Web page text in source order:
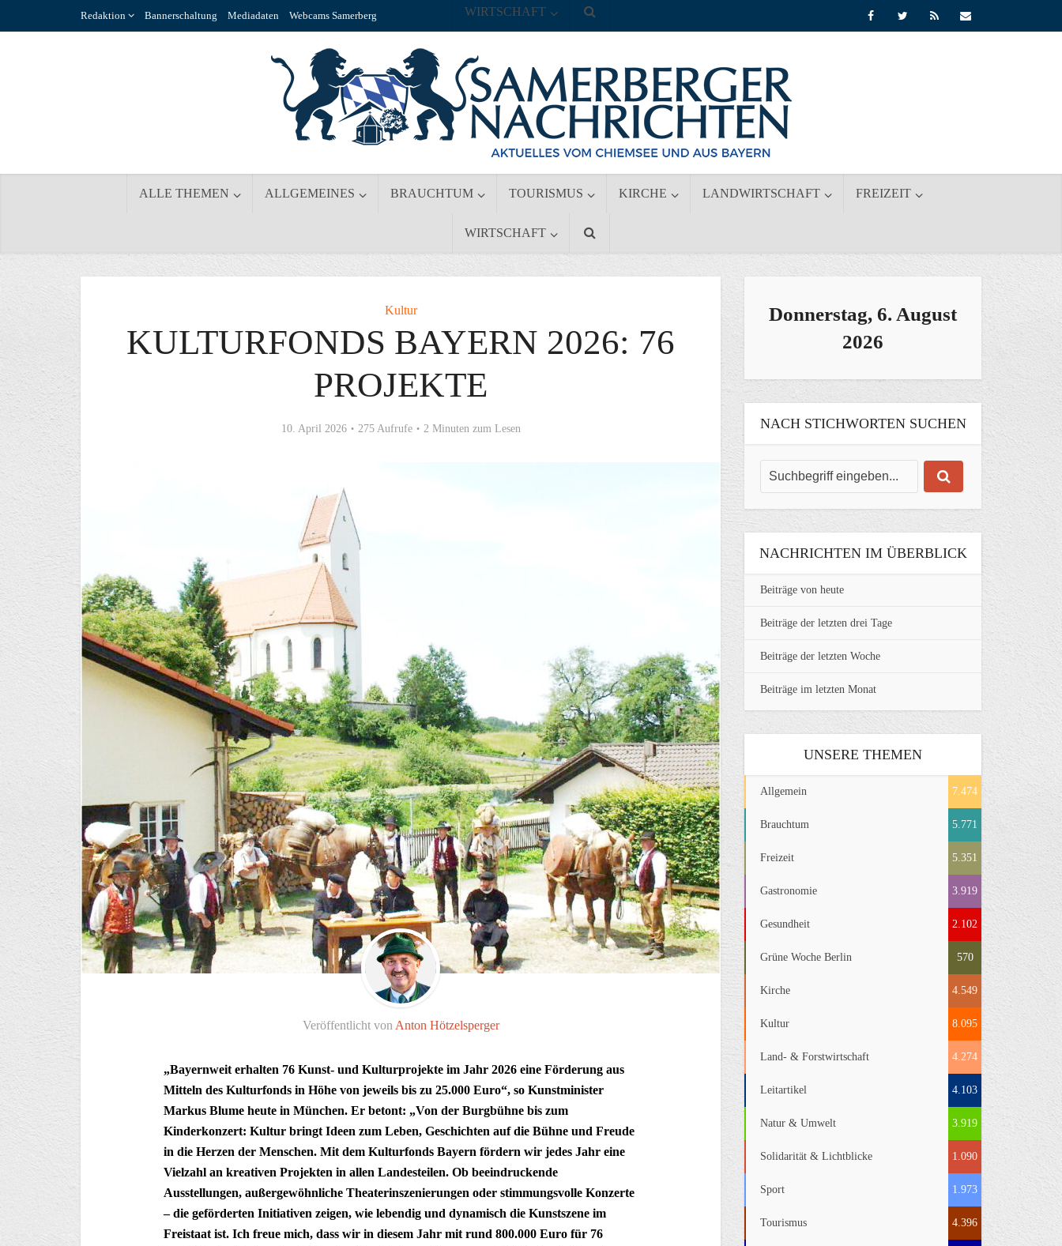
Redaktion Bannerschaltung Mediadaten Webcams Samerberg
ALLE THEMEN ALLGEMEINES BRAUCHTUM TOURISMUS KIRCHE LANDWIRTSCHAFT FREIZEIT
WIRTSCHAFT
WIRTSCHAFT
Kultur
KULTURFONDS BAYERN 2026: 76
PROJEKTE
10. April 2026 275 Aufrufe 2 Minuten zum Lesen
Veröffentlicht von Anton Hötzelsperger
„Bayernweit erhalten 76 Kunst- und Kulturprojekte im Jahr 2026 eine Förderung aus
Mitteln des Kulturfonds in Höhe von jeweils bis zu 25.000 Euro“, so Kunstminister
Markus Blume heute in München. Er betont: „Von der Burgbühne bis zum
Kinderkonzert: Kultur bringt Ideen zum Leben, Geschichten auf die Bühne und Freude
in die Herzen der Menschen. Mit dem Kulturfonds Bayern fördern wir jedes Jahr eine
Vielzahl an kreativen Projekten in allen Landesteilen. Ob beeindruckende
Ausstellungen, außergewöhnliche Theaterinszenierungen oder stimmungsvolle Konzerte
– die geförderten Initiativen zeigen, wie lebendig und dynamisch die Kunstszene im
Freistaat ist. Ich freue mich, dass wir in diesem Jahr mit rund 800.000 Euro für 76
Donnerstag, 6. August
2026
NACH STICHWORTEN SUCHEN
NACHRICHTEN IM ÜBERBLICK
Beiträge von heute
Beiträge der letzten drei Tage
Beiträge der letzten Woche
Beiträge im letzten Monat
UNSERE THEMEN
Allgemein 7.474
Brauchtum 5.771
Freizeit 5.351
Gastronomie 3.919
Gesundheit 2.102
Grüne Woche Berlin 570
Kirche 4.549
Kultur 8.095
Land- & Forstwirtschaft 4.274
Leitartikel 4.103
Natur & Umwelt 3.919
Solidarität & Lichtblicke 1.090
Sport 1.973
Tourismus 4.396